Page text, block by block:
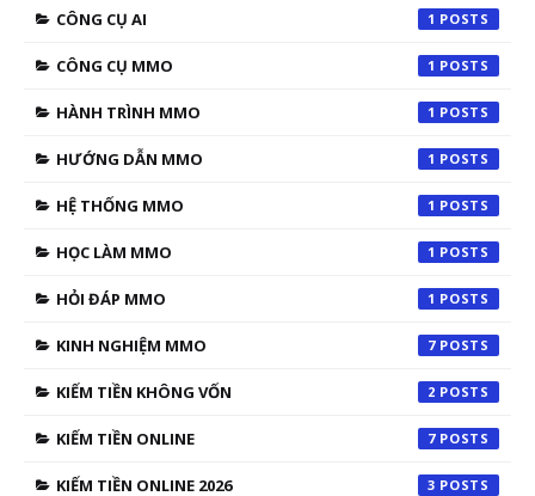
CÔNG CỤ AI 1
CÔNG CỤ MMO 1
HÀNH TRÌNH MMO 1
HƯỚNG DẪN MMO 1
HỆ THỐNG MMO 1
HỌC LÀM MMO 1
HỎI ĐÁP MMO 1
KINH NGHIỆM MMO 7
KIẾM TIỀN KHÔNG VỐN 2
KIẾM TIỀN ONLINE 7
KIẾM TIỀN ONLINE 2026 3